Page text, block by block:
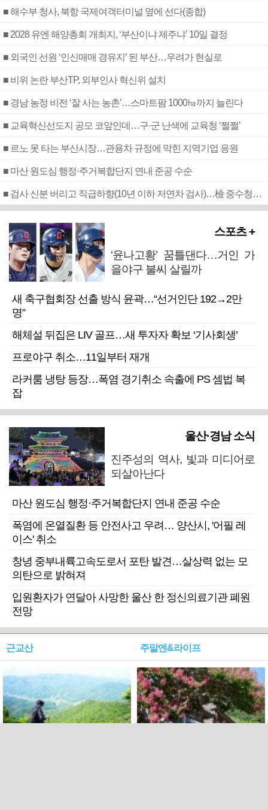
■ 해수부 청사, 북항 국제여객터미널 옆에 선다(종합)
■ 2028 유엔 해양총회 개최지, ‘부산이냐 제주냐’ 10일 결정
■ 외국인 선원 ‘인신매매 경유지’ 된 부산…우려가 현실로
■ 비위 논란 부산TP, 외부인사 혁신위 설치
■ 경남 농정 비전 ‘잘 사는 농촌’…스마트팜 1000㏊까지 늘린다
■ 교육혁신선도지 공모 코앞인데…구·군 난색에 교육청 ‘쩔쩔’
■ 르노 못 타는 부산시장…관용차 규정에 막힌 지역기업 응원
■ 마산 원도심 행정·주거복합단지 연내 준공 수순
■ 검사 신분 버리고 직급하향(10년 이하 저연차 검사)…檢 중수청행 기피
스포츠 +
‘윤나고황’ 꿈틀댄다…거인 가
을야구 불씨 살릴까
새 축구협회장 선출 방식 윤곽…“선거인단 192→2만
명”
해체설 뒤집은 LIV 골프…새 투자자 확보 ‘기사회생’
프로야구 취소…11일부터 재개
라커룸 냉탕 등장…폭염 경기취소 속출에 PS 셈법 복
잡
울산·경남 소식
진주성의 역사, 빛과 미디어로
되살아난다
마산 원도심 행정·주거복합단지 연내 준공 수순
폭염에 온열질환 등 안전사고 우려… 양산시, '어필 레
이스' 취소
창녕 중부내륙고속도로서 포탄 발견…살상력 없는 모
의탄으로 밝혀져
입원환자가 연달아 사망한 울산 한 정신의료기관 폐원
전망
근교산 주말엔&라이프